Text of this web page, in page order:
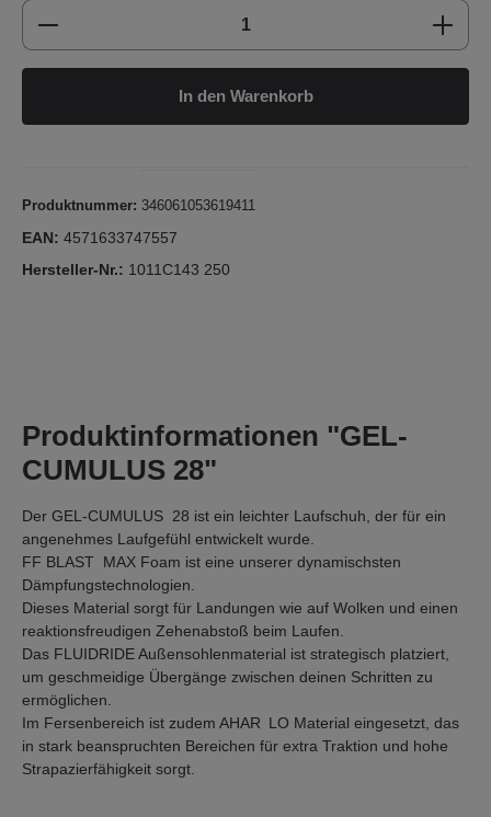
Produkt Anzahl: Gib den gewünschten
In den Warenkorb
Produktnummer: 346061053619411
EAN: 4571633747557
Hersteller-Nr.: 1011C143 250
Produktinformationen "GEL-
CUMULUS 28"
Der GEL-CUMULUS 28 ist ein leichter Laufschuh, der für ein
angenehmes Laufgefühl entwickelt wurde.
FF BLAST MAX Foam ist eine unserer dynamischsten
Dämpfungstechnologien.
Dieses Material sorgt für Landungen wie auf Wolken und einen
reaktionsfreudigen Zehenabstoß beim Laufen.​
Das FLUIDRIDE Außensohlenmaterial ist strategisch platziert,
um geschmeidige Übergänge zwischen deinen Schritten zu
ermöglichen.
Im Fersenbereich ist zudem AHAR LO Material eingesetzt, das
in stark beanspruchten Bereichen für extra Traktion und hohe
Strapazierfähigkeit sorgt.